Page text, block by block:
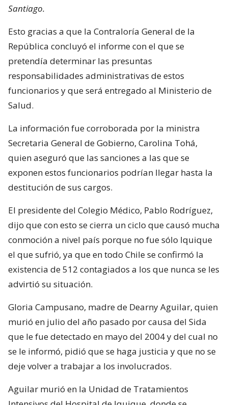
Santiago.
Esto gracias a que la Contraloría General de la
República concluyó el informe con el que se
pretendía determinar las presuntas
responsabilidades administrativas de estos
funcionarios y que será entregado al Ministerio de
Salud.
La información fue corroborada por la ministra
Secretaria General de Gobierno, Carolina Tohá,
quien aseguró que las sanciones a las que se
exponen estos funcionarios podrían llegar hasta la
destitución de sus cargos.
El presidente del Colegio Médico, Pablo Rodríguez,
dijo que con esto se cierra un ciclo que causó mucha
conmoción a nivel país porque no fue sólo Iquique
el que sufrió, ya que en todo Chile se confirmó la
existencia de 512 contagiados a los que nunca se les
advirtió su situación.
Gloria Campusano, madre de Dearny Aguilar, quien
murió en julio del año pasado por causa del Sida
que le fue detectado en mayo del 2004 y del cual no
se le informó, pidió que se haga justicia y que no se
deje volver a trabajar a los involucrados.
Aguilar murió en la Unidad de Tratamientos